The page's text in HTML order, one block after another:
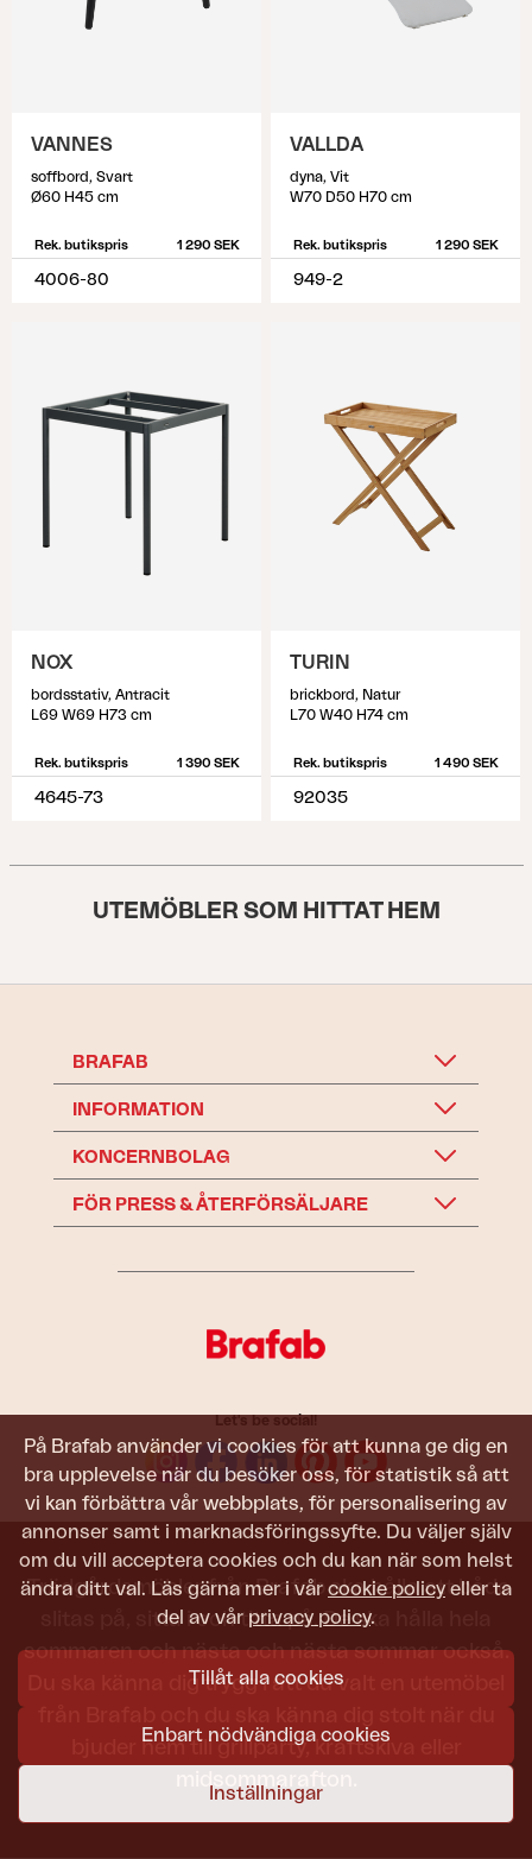
På Brafab använder vi cookies för att kunna ge dig en
bra upplevelse när du besöker oss, för statistik så att
vi kan förbättra vår webbplats, för personalisering av
annonser samt i marknadsföringssyfte. Du väljer själv
om du vill acceptera cookies och du kan när som helst
ändra ditt val. Läs gärna mer i vår cookie policy eller ta
del av vår privacy policy.
Tillåt alla cookies
Enbart nödvändiga cookies
Inställningar
VANNES
soffbord, Svart
Ø60 H45 cm
Rek. butikspris 1 290 SEK
4006-80
VALLDA
dyna, Vit
W70 D50 H70 cm
Rek. butikspris 1 290 SEK
949-2
NOX
bordsstativ, Antracit
L69 W69 H73 cm
Rek. butikspris 1 390 SEK
4645-73
TURIN
brickbord, Natur
L70 W40 H74 cm
Rek. butikspris 1 490 SEK
92035
UTEMÖBLER SOM HITTAT HEM
BRAFAB
INFORMATION
KONCERNBOLAG
FÖR PRESS & ÅTERFÖRSÄLJARE
Let's be social!
Trädgårdsmöbler från Brafab ska hålla att både
slitas på, sitta i och titta på. De ska hålla hela
sommaren och nästa och nästa sommar också.
Du ska känna dig trygg i att du valt en utemöbel
bjuder hem till grillparty, kräftskiva eller